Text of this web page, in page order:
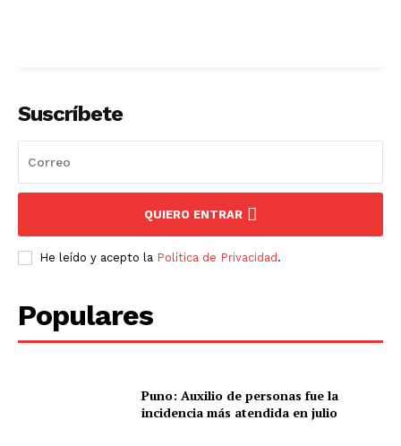
Suscríbete
QUIERO ENTRAR
He leído y acepto la Política de Privacidad .
Populares
Puno: Auxilio de personas fue la
incidencia más atendida en julio